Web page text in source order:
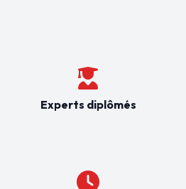
Experts diplômés